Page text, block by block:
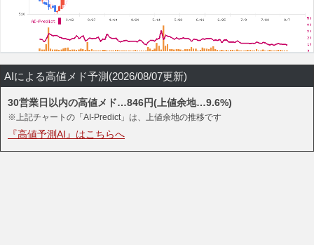
AIによる高値メド予測(2026/08/07更新)
30営業日以内の高値メド…846円(上値余地…9.6%)
※上記チャートの「AI-Predict」は、上値余地の推移です
『高値予測AI』はこちらへ